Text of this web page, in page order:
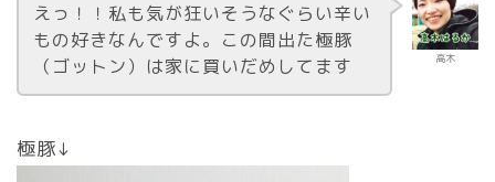
高木
えっ！！私も気が狂いそうなぐらい辛い
もの好きなんですよ。この間出た極豚
（ゴットン）は家に買いだめしてます
極豚↓